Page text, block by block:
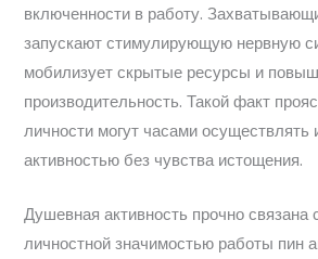
включенности в работу.
запускают стимулирующую нервную
мобилизует скрытые ресурсы и
производительность. Такой факт
личности могут часами осуществлять
активностью без чувства истощения.
Душевная активность прочно связана
личностной значимостью работы пин